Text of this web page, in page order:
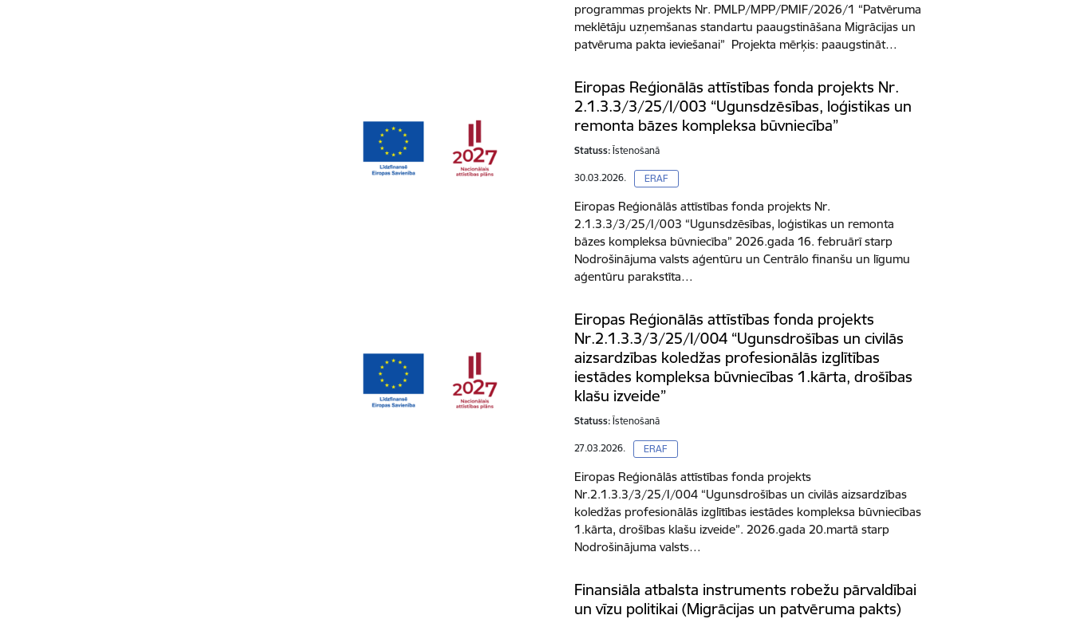
programmas projekts Nr. PMLP/MPP/PMIF/2026/1 “Patvēruma
meklētāju uzņemšanas standartu paaugstināšana Migrācijas un
patvēruma pakta ieviešanai” Projekta mērķis: paaugstināt…
Eiropas Reģionālās attīstības fonda projekts Nr.
2.1.3.3/3/25/I/003 “Ugunsdzēsības, loģistikas un
remonta bāzes kompleksa būvniecība”
Statuss: Īstenošanā
30.03.2026. ERAF
Eiropas Reģionālās attīstības fonda projekts Nr.
2.1.3.3/3/25/I/003 “Ugunsdzēsības, loģistikas un remonta
bāzes kompleksa būvniecība” 2026.gada 16. februārī starp
Nodrošinājuma valsts aģentūru un Centrālo finanšu un līgumu
aģentūru parakstīta…
Eiropas Reģionālās attīstības fonda projekts
Nr.2.1.3.3/3/25/I/004 “Ugunsdrošības un civilās
aizsardzības koledžas profesionālās izglītības
iestādes kompleksa būvniecības 1.kārta, drošības
klašu izveide”
Statuss: Īstenošanā
27.03.2026. ERAF
Eiropas Reģionālās attīstības fonda projekts
Nr.2.1.3.3/3/25/I/004 “Ugunsdrošības un civilās aizsardzības
koledžas profesionālās izglītības iestādes kompleksa būvniecības
1.kārta, drošības klašu izveide”. 2026.gada 20.martā starp
Nodrošinājuma valsts…
Finansiāla atbalsta instruments robežu pārvaldībai
un vīzu politikai (Migrācijas un patvēruma pakts)